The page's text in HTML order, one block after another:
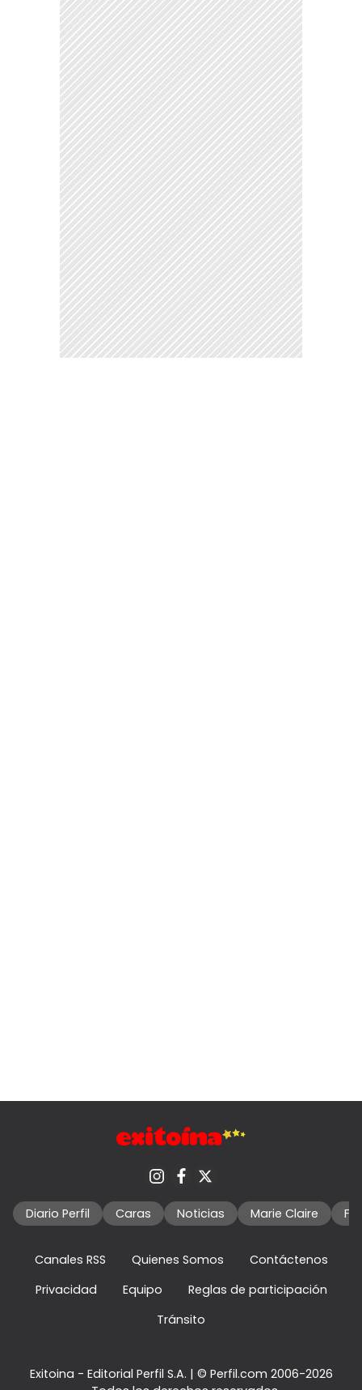
Diario Perfil Caras Noticias Marie Claire
Canales RSS Quienes Somos
Contáctenos
Privacidad
Equipo
Reglas de participación
Tránsito
Exitoina - Editorial Perfil S.A. | © Perfil.com 2006-2026